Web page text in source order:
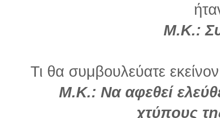
Μ.Κ.:
Τι θα συμβουλεύατε
Μ.Κ.: Να αφεθεί
χτύπους